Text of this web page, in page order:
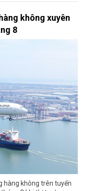
không xuyên
8
hàng không trên tuyến